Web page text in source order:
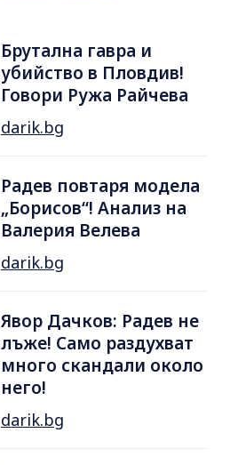
Брутална гавра и
убийство в Пловдив!
Говори Ружа Райчева
darik.bg
Радев повтаря модела
„Борисов“! Анализ на
Валерия Велева
darik.bg
Явор Дачков: Радев не
лъже! Само раздухват
много скандали около
него!
darik.bg